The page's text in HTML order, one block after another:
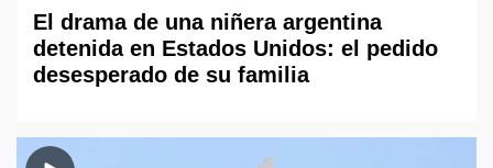
El drama de una niñera argentina
detenida en Estados Unidos: el pedido
desesperado de su familia